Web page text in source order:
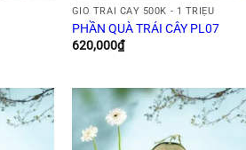
GIỎ TRÁI CÂY 500K - 1 TRIỆU
PHẦN QUÀ TRÁI CÂY PL07
620,000₫